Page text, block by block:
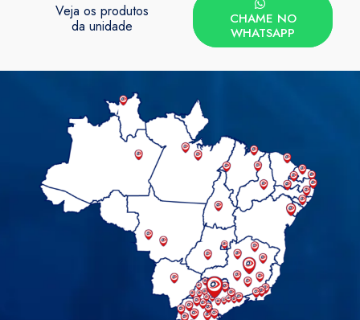
Veja os produtos
da unidade
CHAME NO
WHATSAPP